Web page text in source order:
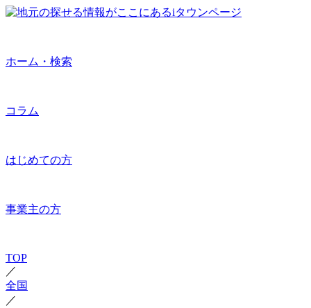
ホーム・検索
コラム
はじめての方
事業主の方
TOP
／
全国
／